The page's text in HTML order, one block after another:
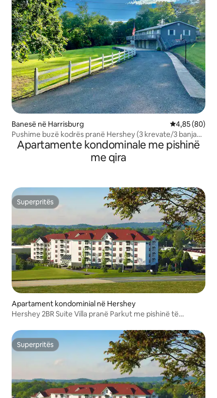
Banesë në Harrisburg Vlerësimi
4,85 (80)
Pushime buzë kodrës pranë Hershey (3 krevate/3 banja
+pishinë)
Apartamente kondominale me pishinë
me qira
Superpritës
Superpritës
Apartament kondominial në Hershey
Hershey 2BR Suite Villa pranë Parkut me pishinë të
Superpritës
Superpritës